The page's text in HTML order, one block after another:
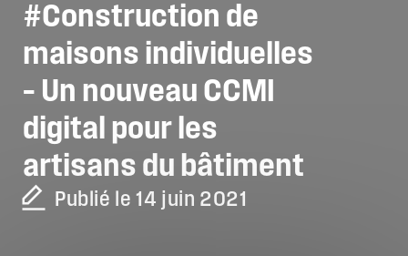
#Construction de
maisons individuelles
– Un nouveau CCMI
digital pourles
artisans du bâtiment
Publié le 14 juin 2021